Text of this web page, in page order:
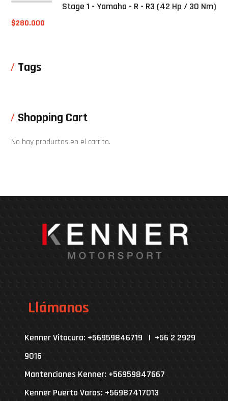
Stage 1 - Yamaha - R - R3 (42 Hp / 30 Nm)
$280.000
Tags
Shopping Cart
No hay productos en el carrito.
Llámanos
Kenner Vitacura: +56959846719 | +56 2 2929
9016
Mantenciones Kenner: +56959847667
Kenner Puerto Varas: +56987417013